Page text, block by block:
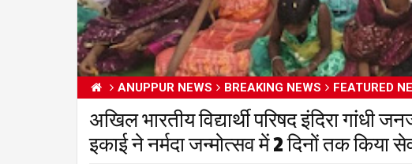
ANUPPUR NEWS BREAKING NEWS FEATURED
अखिल भारतीय विद्यार्थी परिषद इंदिरा
इकाई ने नर्मदा जन्मोत्सव में 2 दिनों तक